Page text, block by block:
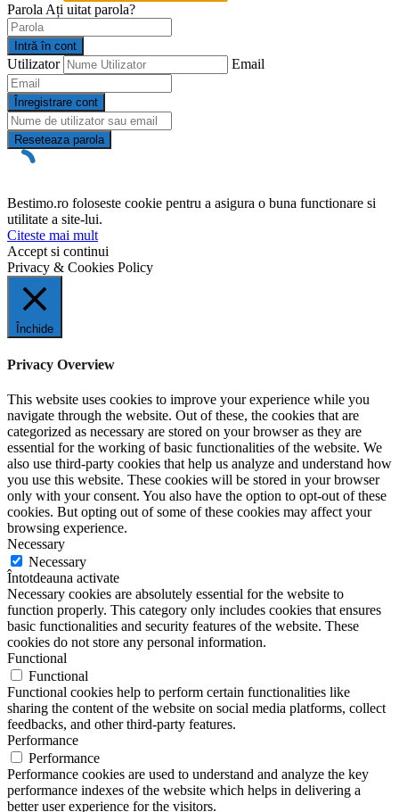
Parola Ați uitat parola?
Intră în cont
Utilizator Email
Înregistrare cont
Reseteaza parola
Bestimo.ro foloseste cookie pentru a asigura o buna functionare si
utilitate a site-lui.
Citeste mai mult
Accept si continui
Privacy & Cookies Policy
Închide
Privacy Overview
This website uses cookies to improve your experience while you
navigate through the website. Out of these, the cookies that are
categorized as necessary are stored on your browser as they are
essential for the working of basic functionalities of the website. We
also use third-party cookies that help us analyze and understand how
you use this website. These cookies will be stored in your browser
only with your consent. You also have the option to opt-out of these
cookies. But opting out of some of these cookies may affect your
browsing experience.
Necessary
Necessary
Întotdeauna activate
Necessary cookies are absolutely essential for the website to
function properly. This category only includes cookies that ensures
basic functionalities and security features of the website. These
cookies do not store any personal information.
Functional
Functional
Functional cookies help to perform certain functionalities like
sharing the content of the website on social media platforms, collect
feedbacks, and other third-party features.
Performance
Performance
Performance cookies are used to understand and analyze the key
performance indexes of the website which helps in delivering a
better user experience for the visitors.